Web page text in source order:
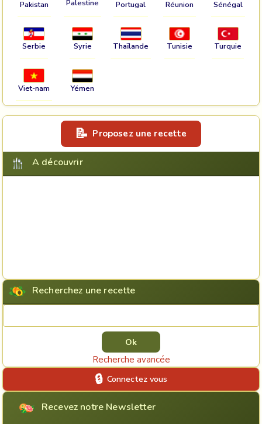
Pakistan Palestine Portugal Réunion Sénégal
Serbie Syrie Thaïlande Tunisie Turquie
Viet-nam Yémen
Proposez une recette
A découvrir
Recherchez une recette
Recherche avancée
Connectez vous
Recevez notre Newsletter